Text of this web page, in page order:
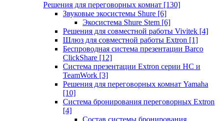
Решения для переговорных комнат [130]
Звуковые экосистемы Shure [6]
Экосистема Shure Stem [6]
Решения для совместной работы Vivitek [4]
Шлюз для совместной работы Extron [1]
Беспроводная система презентации Barco
ClickShare [12]
Система презентации Extron серии HC и
TeamWork [3]
Решения для переговорных комнат Yamaha
[10]
Система бронирования переговорных Extron
[4]
Состав системы бронирования